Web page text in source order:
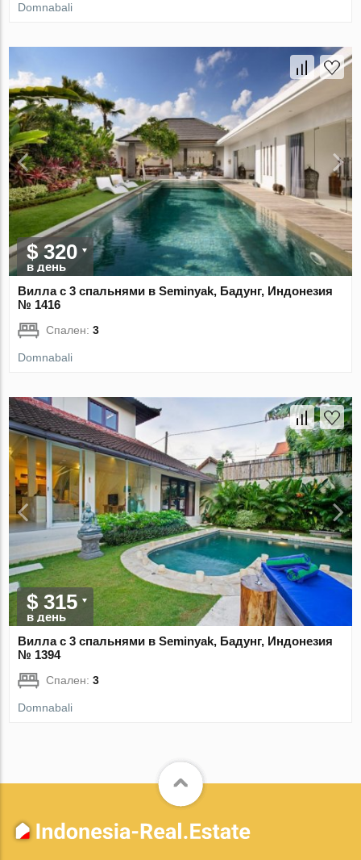
Domnabali
$ 320
в день
Вилла с 3 спальнями в Seminyak, Бадунг, Индонезия
№ 1416
Спален:3
Domnabali
$ 315
в день
Вилла с 3 спальнями в Seminyak, Бадунг, Индонезия
№ 1394
Спален:3
Domnabali